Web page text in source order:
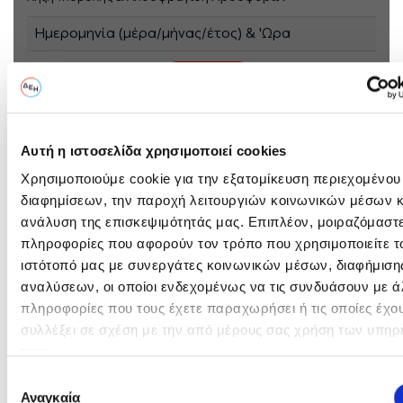
Αυτή η ιστοσελίδα χρησιμοποιεί cookies
Χρησιμοποιούμε cookie για την εξατομίκευση περιεχομένου
διαφημίσεων, την παροχή λειτουργιών κοινωνικών μέσων
ανάλυση της επισκεψιμότητάς μας. Επιπλέον,
πληροφορίες που αφορούν τον τρόπο που χρησιμοποιείτε
ιστότοπό μας με συνεργάτες κοινωνικών μέσων,
αναλύσεων, οι οποίοι ενδεχομένως να τις συνδυάσουν με
πληροφορίες που τους έχετε παραχωρήσει ή τις οποίες
συλλέξει σε σχέση με την από μέρους σας χρήση των
Αναγκαία
Ημερομηνία (μέρα/μήνας/έτος) & 'Ωρα
14/07/2026 - 11:00
Καλέστε μας για πληροφορίες σχετικά με την υποβολή των
προτάσεων σας:
Πληροφορίες: Χ. Μπεναβίδου, 2531060211
Υποβολή:
Ο ηλεκτρονικός διαγωνισμός θα
πραγματοποιηθεί με χρήση της
πλατφόρμας “compareONE” της
εταιρείας cosmoONE του
Συστήματος Ηλεκτρονικών
O
διαγωνισμός